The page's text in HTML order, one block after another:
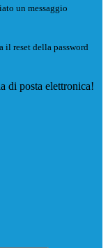
un messaggio
il reset della password
di posta elettronica!